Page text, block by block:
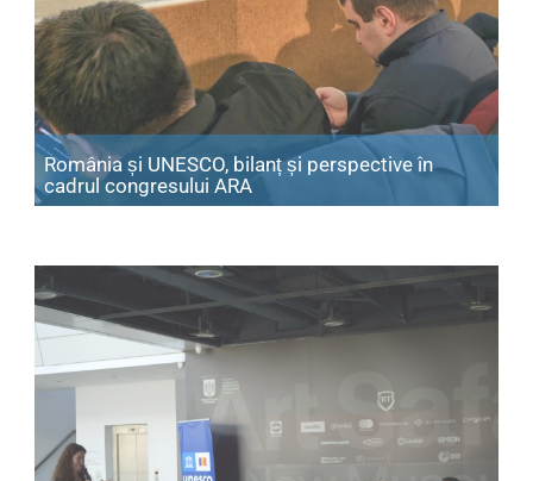
România și UNESCO, bilanț și perspective în
cadrul congresului ARA Articol: România și UNESCO,